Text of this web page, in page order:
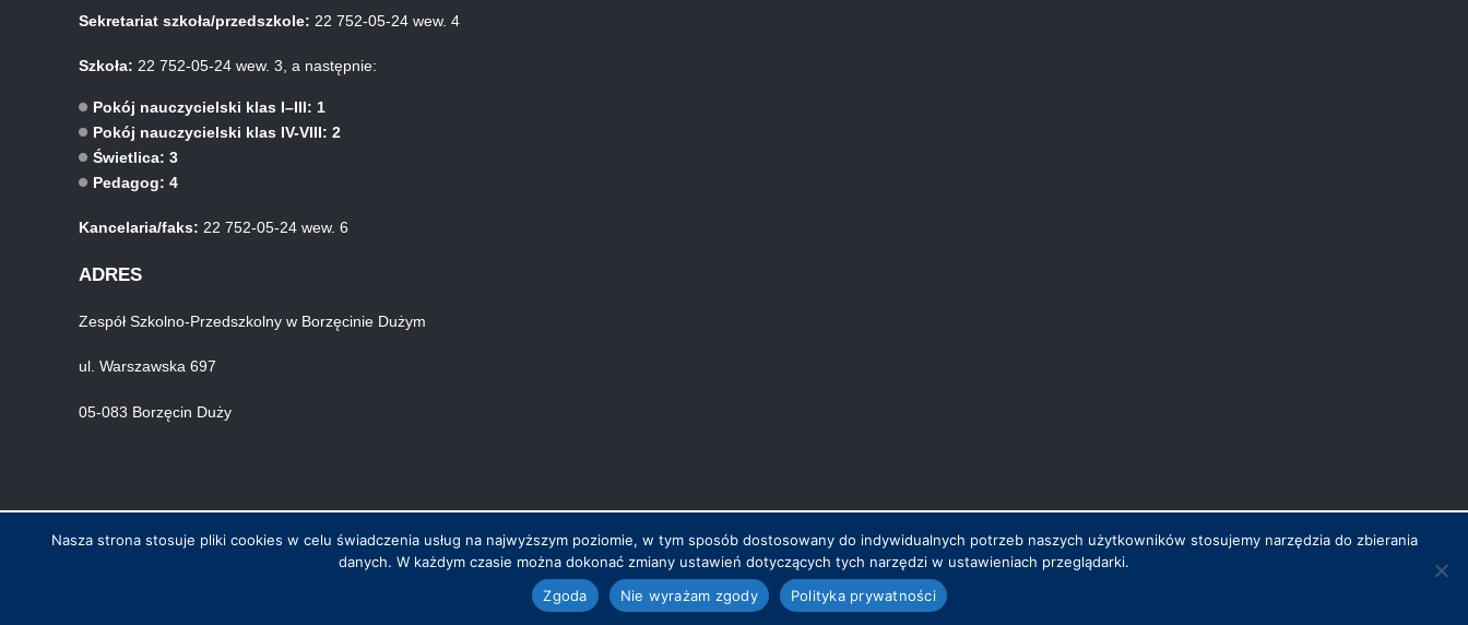
Sekretariat szkoła/przedszkole: 22 752-05-24 wew. 4
Szkoła: 22 752-05-24 wew. 3, a następnie:
Pokój nauczycielski klas I–III: 1
Pokój nauczycielski klas IV-VIII: 2
Świetlica: 3
Pedagog: 4
Kancelaria/faks: 22 752-05-24 wew. 6
ADRES
Zespół Szkolno-Przedszkolny w Borzęcinie Dużym
ul. Warszawska 697
05-083 Borzęcin Duży
© Wszystkie prawa zastrzeżone. Hosting i wykonanie skynet.net.pl
Nasza strona stosuje pliki cookies w celu świadczenia usług na najwyższym poziomie, w tym sposób dostosowany do indywidualnych potrzeb naszych użytkowników stosujemy narzędzia do zbierania
danych. W każdym czasie można dokonać zmiany ustawień dotyczących tych narzędzi w ustawieniach przeglądarki.
Zgoda
Nie wyrażam zgody Polityka prywatności